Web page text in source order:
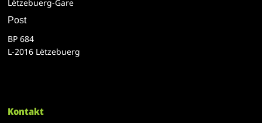
Lëtzebuerg-Gare
Post
BP 684
L-2016 Lëtzebuerg
Kontakt